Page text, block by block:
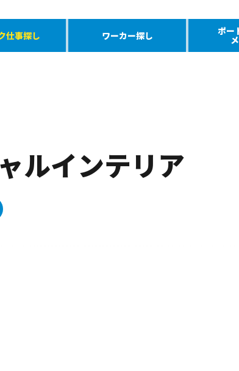
仕事探し ワーカー探し ポー
ルインテリア